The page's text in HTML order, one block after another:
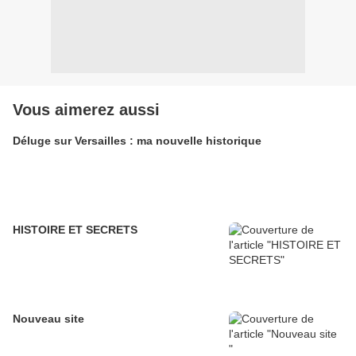
Vous aimerez aussi
Déluge sur Versailles : ma nouvelle historique
HISTOIRE ET SECRETS
Nouveau site